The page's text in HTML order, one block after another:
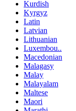
Kurdish
Kyrgyz
Latin
Latvian
Lithuanian
Luxembou..
Macedonian
Malagasy
Malay
Malayalam
Maltese
Maori